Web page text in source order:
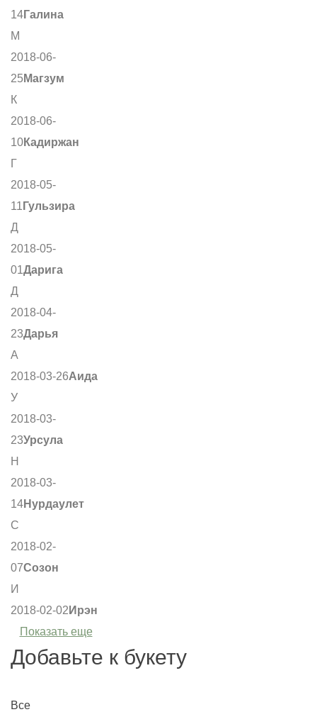
14Галина
М
2018-06-
25 Магзум
К
2018-06-
10Кадиржан
Г
2018-05-
11 Гульзира
Д
2018-05-
01Дарига
Д
2018-04-
23Дарья
А
2018-03-26Аида
У
2018-03-
23Урсула
Н
2018-03-
14Нурдаулет
С
2018-02-
07Созон
И
2018-02-02 Ирэн
Показать еще
Добавьте к букету
Все